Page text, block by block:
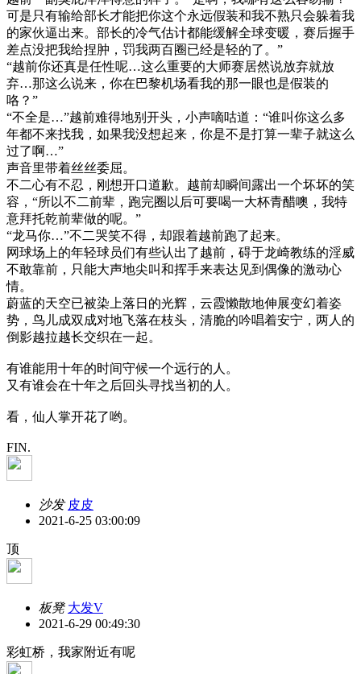
可是只有输给部长才能把你这个永远假装和我不熟只会躲着我
的家伙逼出来。部长的冷气估计都能缓解全球变暖，赛后握手
差点没把我给捏肿，罚我两百圈已经是轻的了。”
“越前你还真是任性呢…这么重要的大师赛居然说放弃就放
弃…那这么说来，你在巴黎机场看我的那一眼也是假装的
咯？”
“不全是…”越前难得地别开头，小声嘀咕道：“谁叫你这么多
年都不来找我，如果我没想起来，你是不是打算一辈子就这么
过了啊…”
声音里带着丝丝委屈。
不二心有不忍，刚想开口道歉。越前却瞬间露出一个坏坏的笑
容，“所以不二前辈，跑完圈以后可要喝一大杯青醋噢，我特
意拜托乾前辈做的呢。”
“龙马你…”不二哭笑不得，却跟着越前跑了起来。
网球场上的年轻球员们有些认出了越前，碍于龙崎教练的淫威
不敢靠前，只能大声地尖叫和挥手来表达见到偶像的激动心
情。
蔚蓝的天空已被染上落日的光辉，云霞懒散地伸展变幻着姿
势，鸟儿成双成对地飞落在枝头，清脆的吟唱着安宁，两人的
倒影越拉越长交织在一起。
有谁能用十年的时间守候一个远行的人。
又有谁会在十年之后回头寻找当初的人。
看，仙人掌开花了哟。
FIN.
沙发 皮皮
2021-6-25 03:00:09
顶
板凳 大发V
2021-6-29 00:49:30
彩虹桥，我家附近有呢